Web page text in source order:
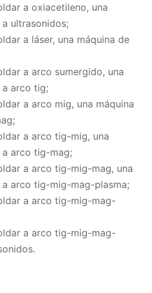
a oxiacetileno, una
ultrasonidos;
a láser, una máquina de
a arco sumergido, una
a arco tig;
a arco mig, una máquina
a arco tig-mig, una
a arco tig-mag;
a arco tig-mig-mag, una
a arco tig-mig-mag-plasma;
a arco tig-mig-mag-
a arco tig-mig-mag-